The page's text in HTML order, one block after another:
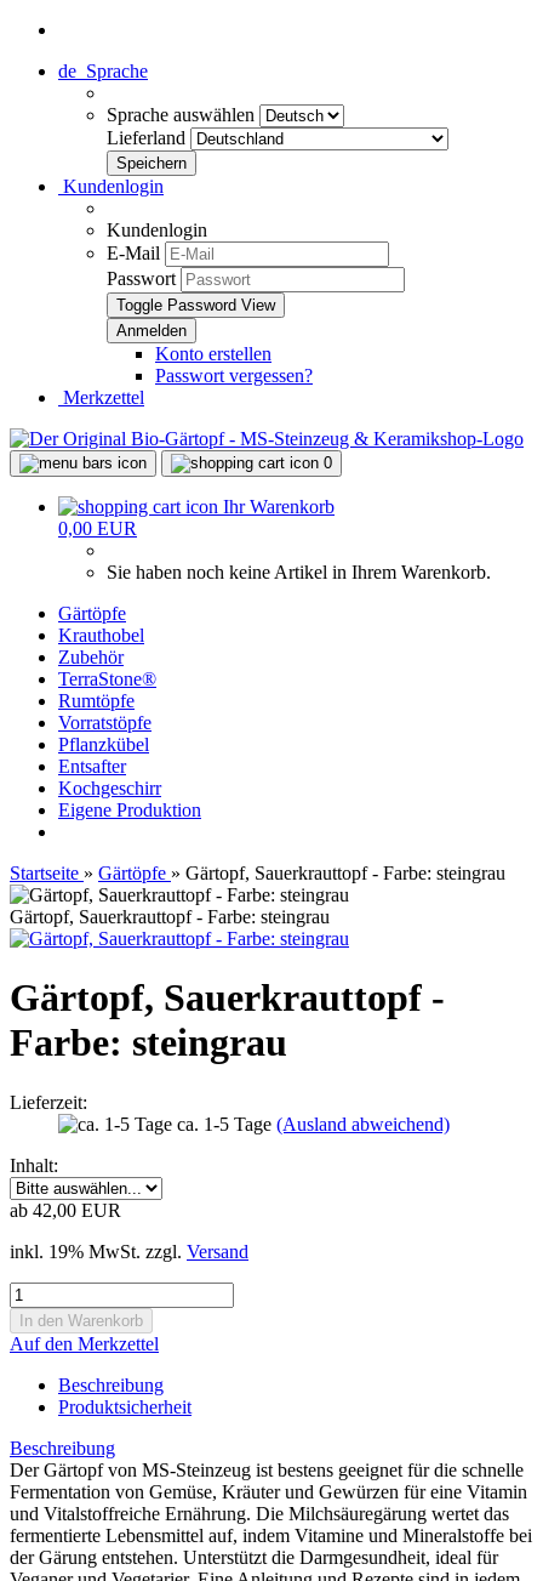
de Sprache
Sprache auswählen
Lieferland
Kundenlogin
Kundenlogin
E-Mail
Passwort
Toggle Password View
Konto erstellen
Passwort vergessen?
Merkzettel
0
Ihr Warenkorb
0,00 EUR
Sie haben noch keine Artikel in Ihrem Warenkorb.
Gärtöpfe
Krauthobel
Zubehör
TerraStone®
Rumtöpfe
Vorratstöpfe
Pflanzkübel
Entsafter
Kochgeschirr
Eigene Produktion
Startseite » Gärtöpfe » Gärtopf, Sauerkrauttopf - Farbe: steingrau
Gärtopf, Sauerkrauttopf - Farbe: steingrau
Gärtopf, Sauerkrauttopf -
Farbe: steingrau
Lieferzeit:
ca. 1-5 Tage (Ausland abweichend)
Inhalt:
ab 42,00 EUR
inkl. 19% MwSt. zzgl. Versand
Auf den Merkzettel
Beschreibung
Produktsicherheit
Beschreibung
Der Gärtopf von MS-Steinzeug ist bestens geeignet für die schnelle
Fermentation von Gemüse, Kräuter und Gewürzen für eine Vitamin
und Vitalstoffreiche Ernährung. Die Milchsäuregärung wertet das
fermentierte Lebensmittel auf, indem Vitamine und Mineralstoffe bei
der Gärung entstehen. Unterstützt die Darmgesundheit, ideal für